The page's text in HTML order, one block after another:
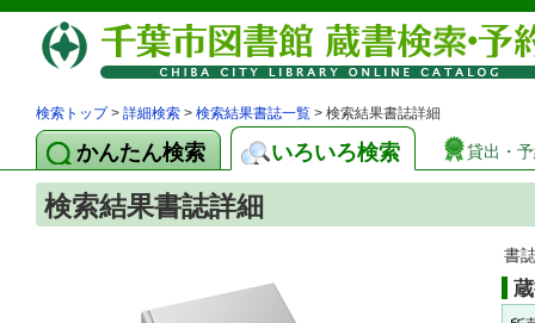
検索トップ> 詳細検索 > 検索結果書誌一覧 > 検索結果書誌詳細
かんたん検索 いろいろ検索 貸出・
検索結果書誌詳細
書